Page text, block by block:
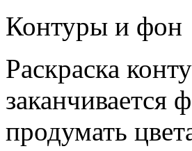
Контуры и фон
Раскраска
заканчивается
продумать